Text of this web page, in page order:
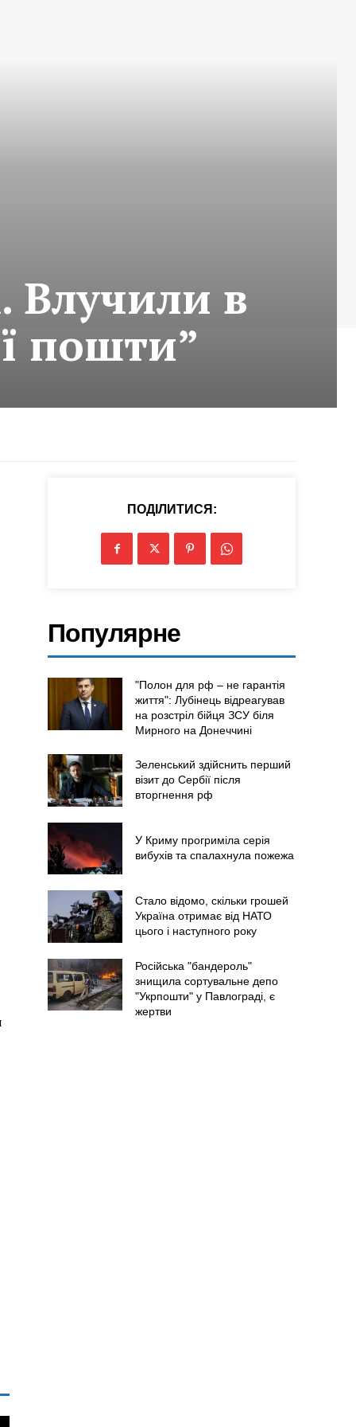
Влучили в
пошти”
ПОДІЛИТИСЯ:
Популярне
"Полон для рф – не гарантія
життя": Лубінець відреагував
на розстріл бійця ЗСУ біля
Мирного на Донеччині
Зеленський здійснить перший
візит до Сербії після
вторгнення рф
У Криму прогриміла серія
вибухів та спалахнула пожежа
Стало відомо, скільки грошей
Україна отримає від НАТО
цього і наступного року
Російська "бандероль"
знищила сортувальне депо
"Укрпошти" у Павлограді, є
жертви